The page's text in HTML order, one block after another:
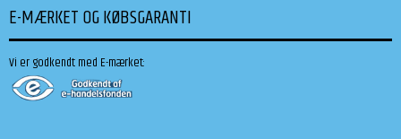
E-MÆRKET OG KØBSGARANTI
Vi er godkendt med E-mærket: